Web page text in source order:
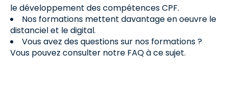
le développement des compétences CPF.
Nos formations mettent davantage en oeuvre le
distanciel et le digital.​
Vous avez des questions sur nos formations ?
Vous pouvez consulter notre FAQ à ce sujet.